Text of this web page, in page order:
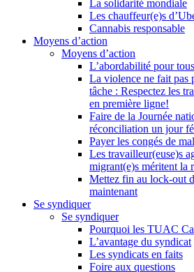
La solidarité mondiale
Les chauffeur(e)s
Cannabis responsable
Moyens d’action
Moyens d’action
L’abordabilité pour tous
La violence ne fait pas
tâche : Respectez les
en première ligne!
Faire de la Journée
réconciliation un jour
Payer les congés de
Les travailleur(euse)s
migrant(e)s méritent la
Mettez fin au lock-out
maintenant
Se syndiquer
Se syndiquer
Pourquoi les TUAC
L’avantage du syndicat
Les syndicats en faits
Foire aux questions